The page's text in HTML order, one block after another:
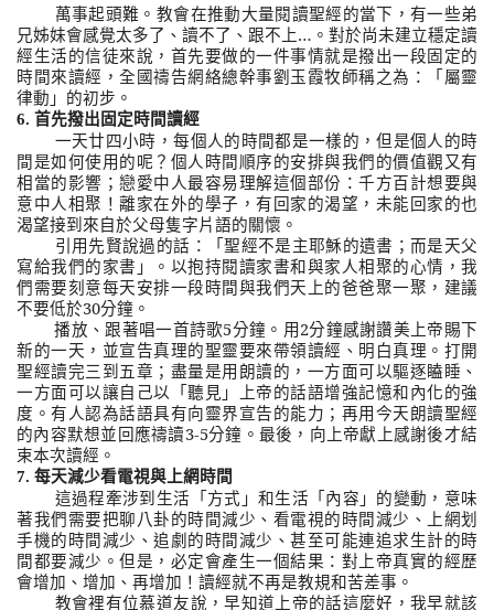
萬事起頭難。教會在推動大量閱讀聖經的當下，有一些弟
兄姊妹會感覺太多了、讀不了、跟不上… 。對於尚未建立穩定讀
經生活的信徒來說，首先要做的一件事情就是撥出一段固定的
時間來讀經，全國禱告網絡總幹事劉玉霞牧師稱之為：「屬靈
律動」的初步。
6. 首先撥出固定時間讀經
一天廿四小時，每個人的時間都是一樣的，但是個人的時
間是如何使用的呢？個人時間順序的安排與我們的價值觀又有
相當的影響；戀愛中人最容易理解這個部份：千方百計想要與
意中人相聚！離家在外的學子，有回家的渴望，未能回家的也
渴望接到來自於父母隻字片語的關懷。
引用先賢說過的話：「聖經不是主耶穌的遺書；而是天父
寫給我們的家書」。以抱持閱讀家書和與家人相聚的心情，我
們需要刻意每天安排一段時間與我們天上的爸爸聚一聚，建議
不要低於30分鐘。
播放、跟著唱一首詩歌5分鐘。用2分鐘感謝讚美上帝賜下
新的一天，並宣告真理的聖靈要來帶領讀經、明白真理。打開
聖經讀完三到五章；盡量是用朗讀的，一方面可以驅逐瞌睡、
一方面可以讓自己以「聽見」上帝的話語增強記憶和內化的強
度。有人認為話語具有向靈界宣告的能力；再用今天朗讀聖經
的內容默想並回應禱讀3-5分鐘。最後，向上帝獻上感謝後才結
束本次讀經。
7. 每天減少看電視與上網時間
這過程牽涉到生活「方式」和生活「內容」的變動，意味
著我們需要把聊八卦的時間減少、看電視的時間減少、上網划
手機的時間減少、追劇的時間減少、甚至可能連追求生計的時
間都要減少。但是，必定會產生一個結果：對上帝真實的經歷
會增加、增加、再增加！讀經就不再是教規和苦差事。
教會裡有位慕道友說，早知道上帝的話這麼好，我早就該